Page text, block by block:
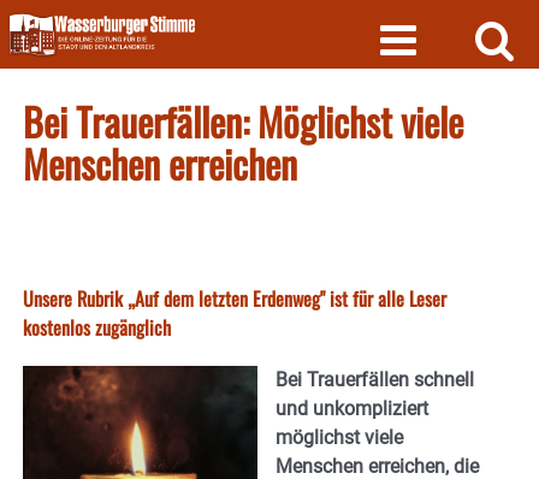
Skip
to
content
Bei Trauerfällen: Möglichst viele
Menschen erreichen
Unsere Rubrik „Auf dem letzten Erdenweg" ist für alle Leser
kostenlos zugänglich
Bei Trauerfällen schnell
und unkompliziert
möglichst viele
Menschen erreichen, die